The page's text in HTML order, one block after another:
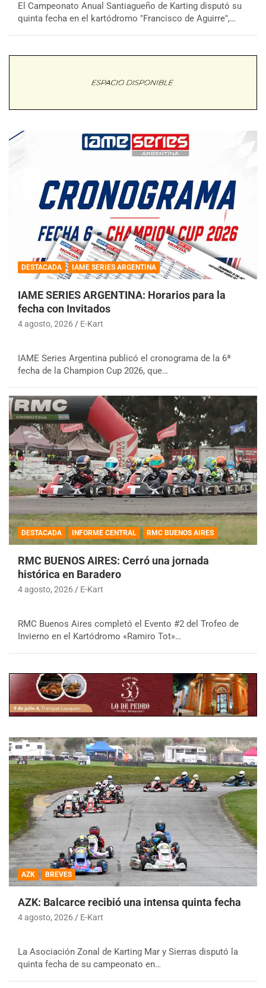
El Campeonato Anual Santiagueño de Karting disputó su
quinta fecha en el kartódromo "Francisco de Aguirre",…
DESTACADA IAME SERIES ARGENTINA
IAME SERIES ARGENTINA: Horarios para la
fecha con Invitados
4 agosto, 2026 E-Kart
IAME Series Argentina publicó el cronograma de la 6ª
fecha de la Champion Cup 2026, que…
DESTACADA INFORME CENTRAL RMC BUENOS AIRES
RMC BUENOS AIRES: Cerró una jornada
histórica en Baradero
4 agosto, 2026 E-Kart
RMC Buenos Aires completó el Evento #2 del Trofeo de
Invierno en el Kartódromo «Ramiro Tot»…
AZK BREVES
AZK: Balcarce recibió una intensa quinta fecha
4 agosto, 2026 E-Kart
La Asociación Zonal de Karting Mar y Sierras disputó la
quinta fecha de su campeonato en…